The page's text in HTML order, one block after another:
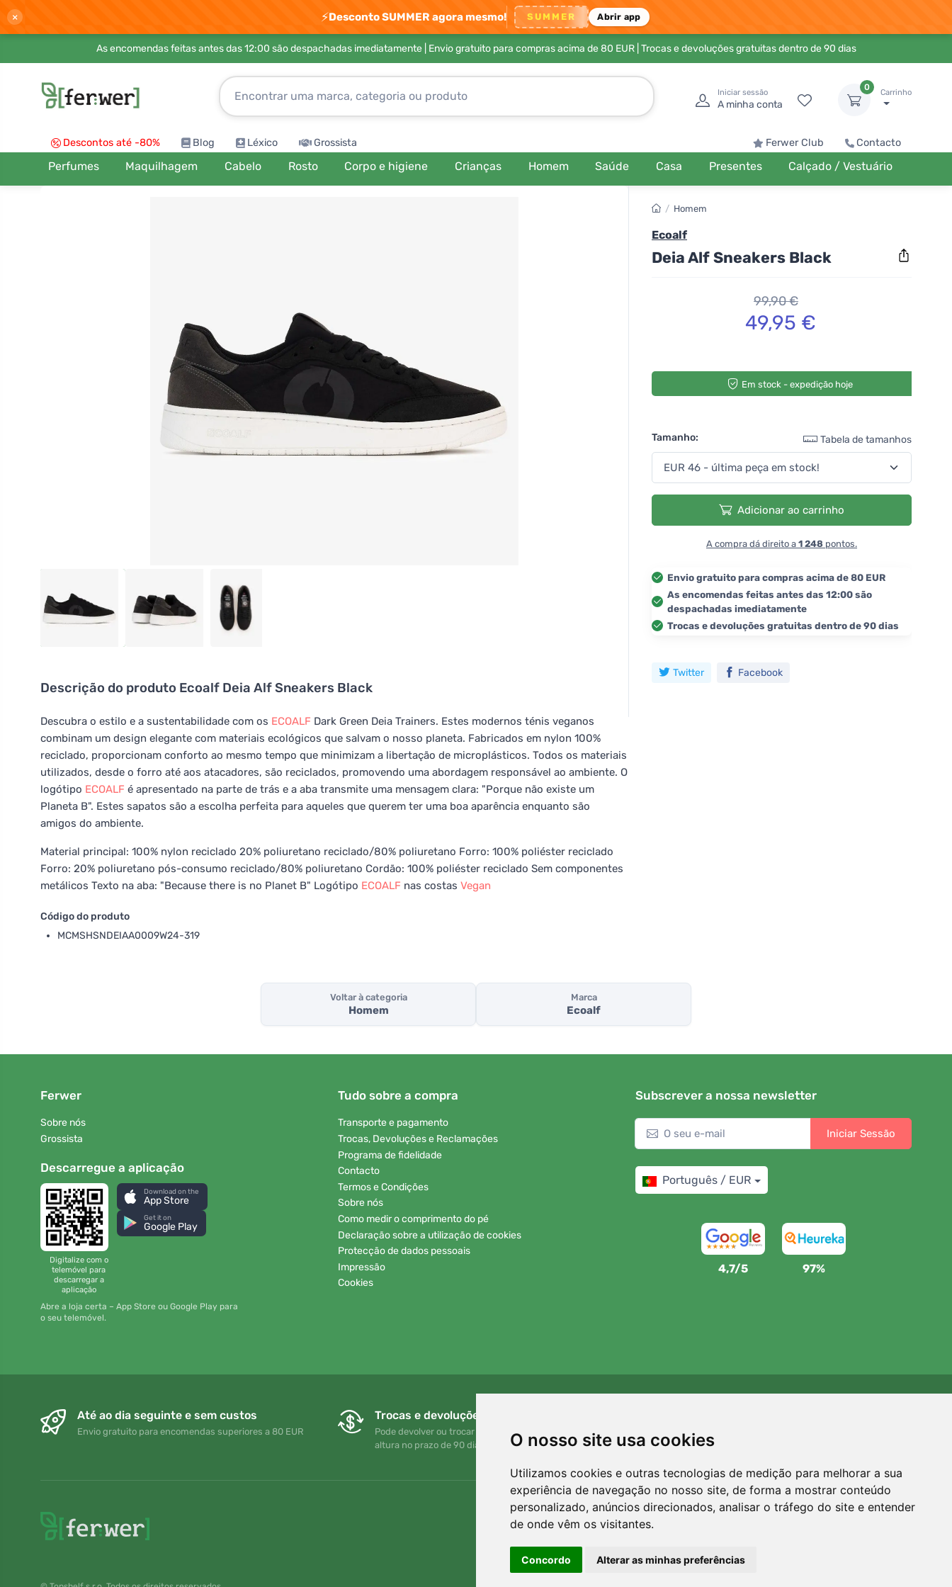
O nosso site usa cookies
Utilizamos cookies e outras tecnologias de medição para melhorar a sua
experiência de navegação no nosso site, de forma a mostrar conteúdo
personalizado, anúncios direcionados, analisar o tráfego do site e entender
de onde vêm os visitantes.
Concordo Alterar as minhas preferências
× ⚡Desconto SUMMER agora mesmo! SUMMER Abrir app
As encomendas feitas antes das 12:00 são despachadas imediatamente | Envio gratuito para compras acima de 80 EUR| Trocas e devoluções gratuitas dentro de 90 dias
Iniciar sessão
A minha conta
0
Carrinho
Descontos até -80% Blog Léxico Grossista Ferwer Club Contacto
Perfumes Maquilhagem Cabelo Rosto Corpo e higiene Crianças Homem Saúde Casa Presentes Calçado / Vestuário
Descrição do produto Ecoalf Deia Alf Sneakers Black
Descubra o estilo e a sustentabilidade com os ECOALF Dark Green Deia Trainers. Estes modernos ténis veganos
combinam um design elegante com materiais ecológicos que salvam o nosso planeta. Fabricados em nylon 100%
reciclado, proporcionam conforto ao mesmo tempo que minimizam a libertação de microplásticos. Todos os materiais
utilizados, desde o forro até aos atacadores, são reciclados, promovendo uma abordagem responsável ao ambiente. O
logótipo ECOALF é apresentado na parte de trás e a aba transmite uma mensagem clara: "Porque não existe um
Planeta B". Estes sapatos são a escolha perfeita para aqueles que querem ter uma boa aparência enquanto são
amigos do ambiente.
Material principal: 100% nylon reciclado 20% poliuretano reciclado/80% poliuretano Forro: 100% poliéster reciclado
Forro: 20% poliuretano pós-consumo reciclado/80% poliuretano Cordão: 100% poliéster reciclado Sem componentes
metálicos Texto na aba: "Because there is no Planet B" Logótipo ECOALF nas costas Vegan
Código do produto
MCMSHSNDEIAA0009W24-319
/ Homem
Ecoalf
Deia Alf Sneakers Black
99,90 €
49,95 €
Em stock - expedição hoje
Tamanho: Tabela de tamanhos
Adicionar ao carrinho
A compra dá direito a 1 248 pontos.
Envio gratuito para compras acima de 80 EUR
As encomendas feitas antes das 12:00 são
despachadas imediatamente
Trocas e devoluções gratuitas dentro de 90 dias
Twitter Facebook
Voltar à categoria
Homem
Marca
Ecoalf
Ferwer
Sobre nós
Grossista
Descarregue a aplicação
Digitalize com o
telemóvel para
descarregar a
aplicação
Download on the
App Store
Get it on
Google Play
Abre a loja certa – App Store ou Google Play para
o seu telemóvel.
Tudo sobre a compra
Transporte e pagamento
Trocas, Devoluções e Reclamações
Programa de fidelidade
Contacto
Termos e Condições
Sobre nós
Como medir o comprimento do pé
Declaração sobre a utilização de cookies
Protecção de dados pessoais
Impressão
Cookies
Subscrever a nossa newsletter
Iniciar Sessão
Português / EUR
4,7/5 97%
Até ao dia seguinte e sem custos
Envio gratuito para encomendas superiores a 80 EUR
Trocas e devoluções gratuitas
Pode devolver ou trocar a sua encomenda em qualquer
altura no prazo de 90 dias
Para cada encomenda plantamos uma árvore! Leia mais
Sobre nós